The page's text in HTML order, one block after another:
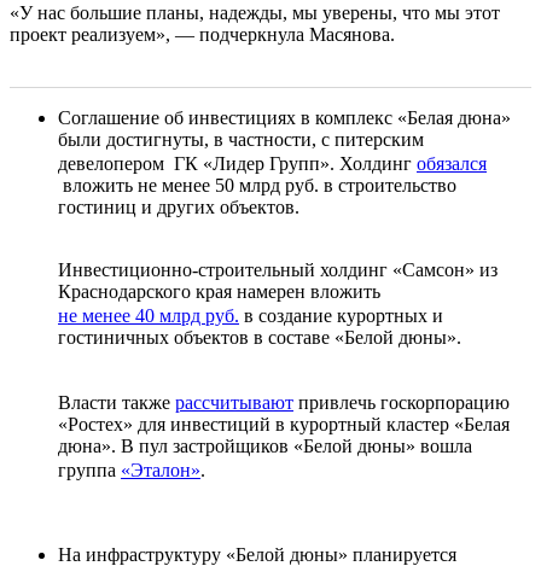
«У нас большие планы, надежды, мы уверены, что мы этот
проект реализуем», — подчеркнула Масянова.
Соглашение об инвестициях в комплекс «Белая дюна»
были достигнуты, в частности, с питерским
девелопером ГК «Лидер Групп». Холдинг обязался
вложить не менее 50 млрд руб. в строительство
гостиниц и других объектов.
Инвестиционно-строительный холдинг «Самсон» из
Краснодарского края намерен вложить
не менее 40 млрд руб. в создание курортных и
гостиничных объектов в составе «Белой дюны».
Власти также рассчитывают привлечь госкорпорацию
«Ростех» для инвестиций в курортный кластер «Белая
дюна». В пул застройщиков «Белой дюны» вошла
группа «Эталон».
На инфраструктуру «Белой дюны» планируется